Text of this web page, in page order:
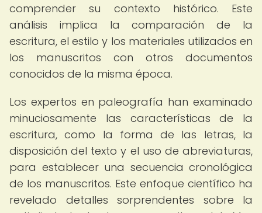
comprender su contexto histórico. Este
análisis implica la comparación de la
escritura, el estilo y los materiales utilizados en
los manuscritos con otros documentos
conocidos de la misma época.
Los expertos en paleografía han examinado
minuciosamente las características de la
escritura, como la forma de las letras, la
disposición del texto y el uso de abreviaturas,
para establecer una secuencia cronológica
de los manuscritos. Este enfoque científico ha
revelado detalles sorprendentes sobre la